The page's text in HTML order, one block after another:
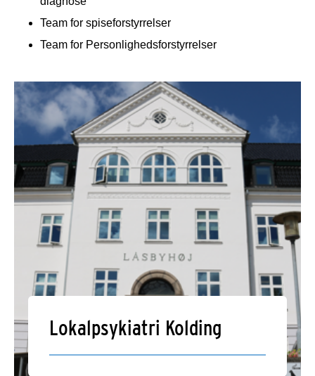
Team for spiseforstyrrelser
Team for Personlighedsforstyrrelser
Lokalpsykiatri Kolding